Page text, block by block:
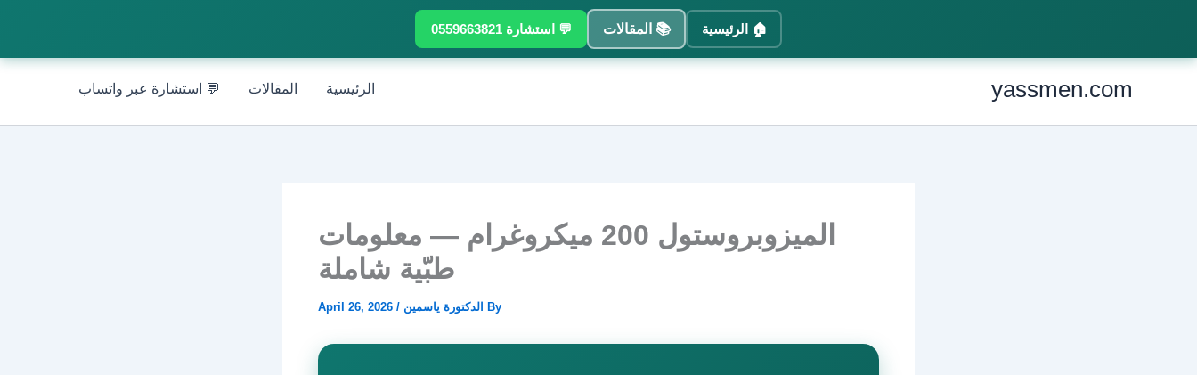
content
yassmen.com الرئيسية المقالات 💬 استشارة عبر واتساب
الميزوبروستول 200 ميكروغرام — معلومات
طبّية شاملة
By الدكتورة ياسمين /
April 26, 2026
🏠 الرئيسية 📚 المقالات 💬 استشارة 0559663821